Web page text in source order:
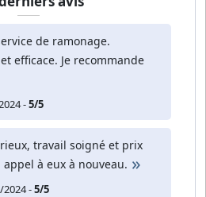
de ramonage.
efficace. Je recommande
-5/5
travail soigné et prix
à eux à nouveau.
2024 -5/5